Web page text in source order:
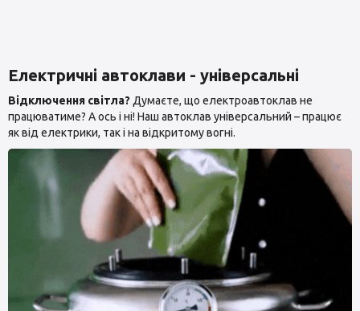
Електричні автоклави - універсальні
Відключення світла? Думаєте, що електроавтоклав не
працюватиме? А ось і ні! Наш автоклав універсальний – працює
як від електрики, так і на відкритому вогні.